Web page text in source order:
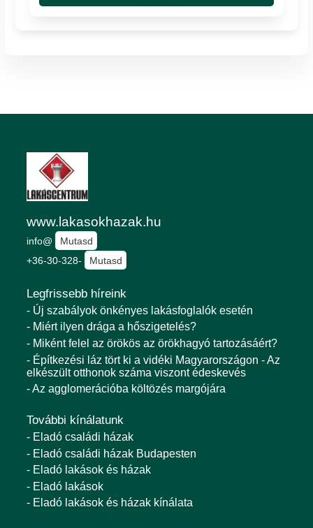
www.lakasokhazak.hu
info@
Mutasd
+36-30-328-
Mutasd
Legfrissebb híreink
- Új szabályok önkényes lakásfoglalók esetén
- Miért ilyen drága a hőszigetelés?
- Miként felel az örökös az örökhagyó tartozásáért?
- Építkezési láz tört ki a vidéki Magyarországon - Az
elkészült otthonok száma viszont édeskevés
- Az agglomerációba költözés margójára
További kínálatunk
- Eladó családi házak
- Eladó családi házak Budapesten
- Eladó lakások és házak
- Eladó lakások
- Eladó lakások és házak kínálata